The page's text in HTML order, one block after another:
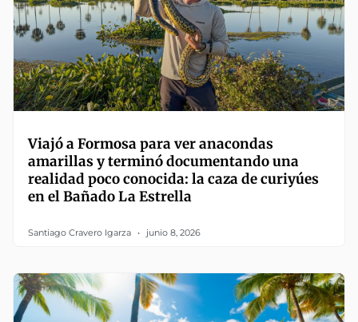
Viajó a Formosa para ver anacondas
amarillas y terminó documentando una
realidad poco conocida: la caza de curiyúes
en el Bañado La Estrella
Santiago Cravero Igarza junio 8, 2026